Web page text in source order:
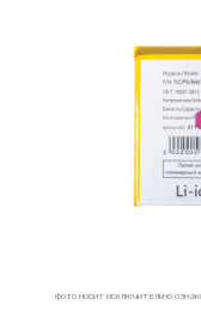
фото носит исключительно